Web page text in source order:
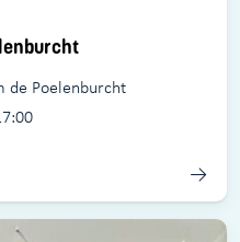
de Poelenburcht